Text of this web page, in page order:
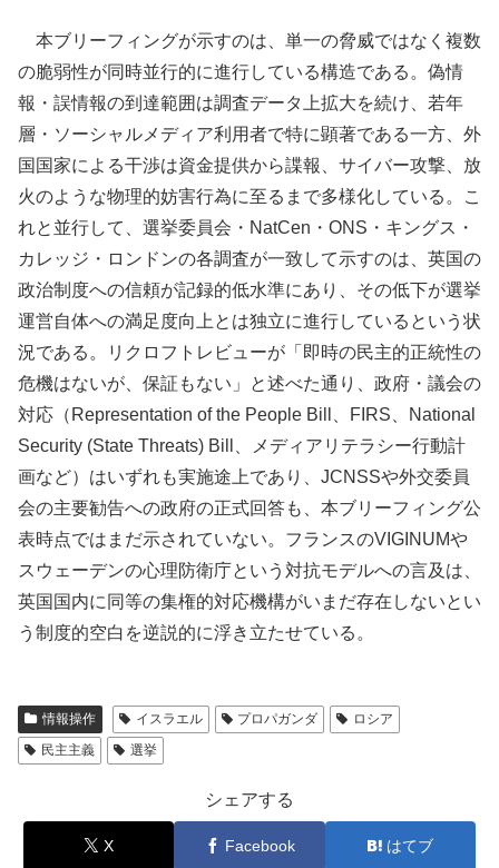
本ブリーフィングが示すのは、単一の脅威ではなく複数
の脆弱性が同時並行的に進行している構造である。偽情
報・誤情報の到達範囲は調査データ上拡大を続け、若年
層・ソーシャルメディア利用者で特に顕著である一方、外
国国家による干渉は資金提供から諜報、サイバー攻撃、放
火のような物理的妨害行為に至るまで多様化している。こ
れと並行して、選挙委員会・NatCen・ONS・キングス・
カレッジ・ロンドンの各調査が一致して示すのは、英国の
政治制度への信頼が記録的低水準にあり、その低下が選挙
運営自体への満足度向上とは独立に進行しているという状
況である。リクロフトレビューが「即時の民主的正統性の
危機はないが、保証もない」と述べた通り、政府・議会の
対応（Representation of the People Bill、FIRS、National
Security (State Threats) Bill、メディアリテラシー行動計
画など）はいずれも実施途上であり、JCNSSや外交委員
会の主要勧告への政府の正式回答も、本ブリーフィング公
表時点ではまだ示されていない。フランスのVIGINUMや
スウェーデンの心理防衛庁という対抗モデルへの言及は、
英国国内に同等の集権的対応機構がいまだ存在しないとい
う制度的空白を逆説的に浮き立たせている。
情報操作 イスラエル プロパガンダ
ロシア
民主主義
選挙
シェアする
X Facebook はてブ